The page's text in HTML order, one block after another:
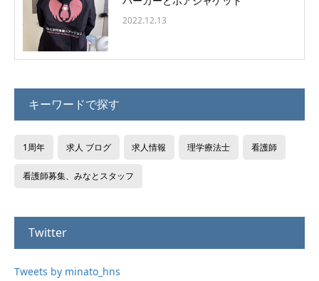
2022.12.13
キーワードで探す
1周年 求人 ブログ 求人情報 理学療法士 看護師
看護師募集、みなとスタッフ
Twitter
Tweets by minato_hns